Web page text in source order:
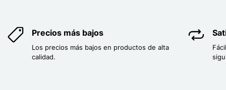
Precios más bajos
Los precios más bajos en productos de alta
calidad.